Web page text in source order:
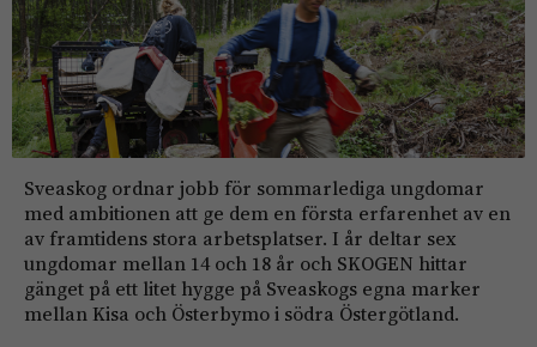
Sveaskog ordnar jobb för sommarlediga ungdomar
med ambitionen att ge dem en första erfarenhet av en
av framtidens stora arbetsplatser. I år deltar sex
ungdomar mellan 14 och 18 år och SKOGEN hittar
gänget på ett litet hygge på Sveaskogs egna marker
mellan Kisa och Österbymo i södra Östergötland.